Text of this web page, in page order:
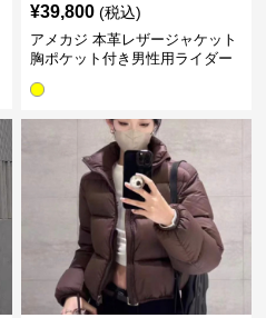
¥39,800 (税込)
アメカジ 本革レザージャケット
胸ポケット付き男性用ライダー